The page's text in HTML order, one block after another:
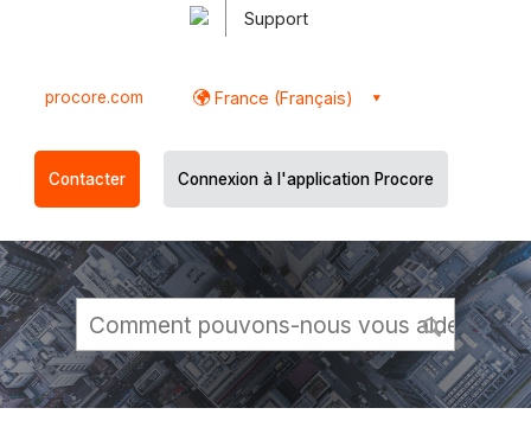
Support
procore.com France (Français)
Contacter Connexion à l'application Procore